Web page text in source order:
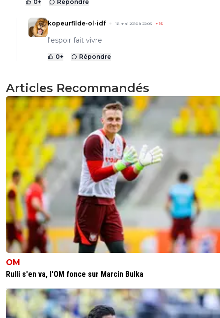
0+ Répondre
kopeurfilde-ol-idf 16 mai 2016 à 22:03 +15
l'espoir fait vivre
0+ Répondre
Articles Recommandés
OM
Rulli s'en va, l'OM fonce sur Marcin Bulka